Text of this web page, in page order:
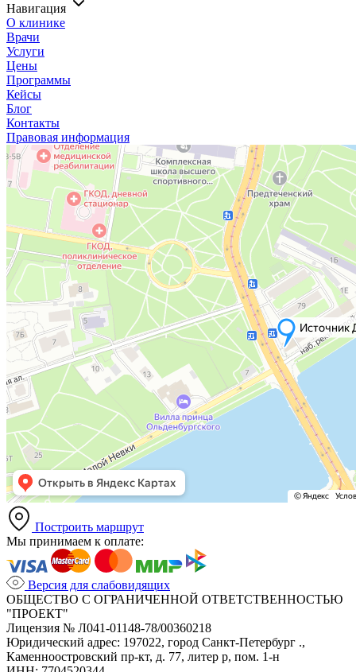
Навигация
О клинике
Врачи
Услуги
Цены
Программы
Кейсы
Блог
Контакты
Правовая информация
Построить маршрут
Мы принимаем к оплате:
Версия для слабовидящих
ОБЩЕСТВО С ОГРАНИЧЕННОЙ ОТВЕТСТВЕННОСТЬЮ
"ПРОЕКТ"
Лицензия № Л041-01148-78/00360218
Юридический адрес: 197022, город Санкт-Петербург .,
Каменноостровский пр-кт, д. 77, литер р, пом. 1-н